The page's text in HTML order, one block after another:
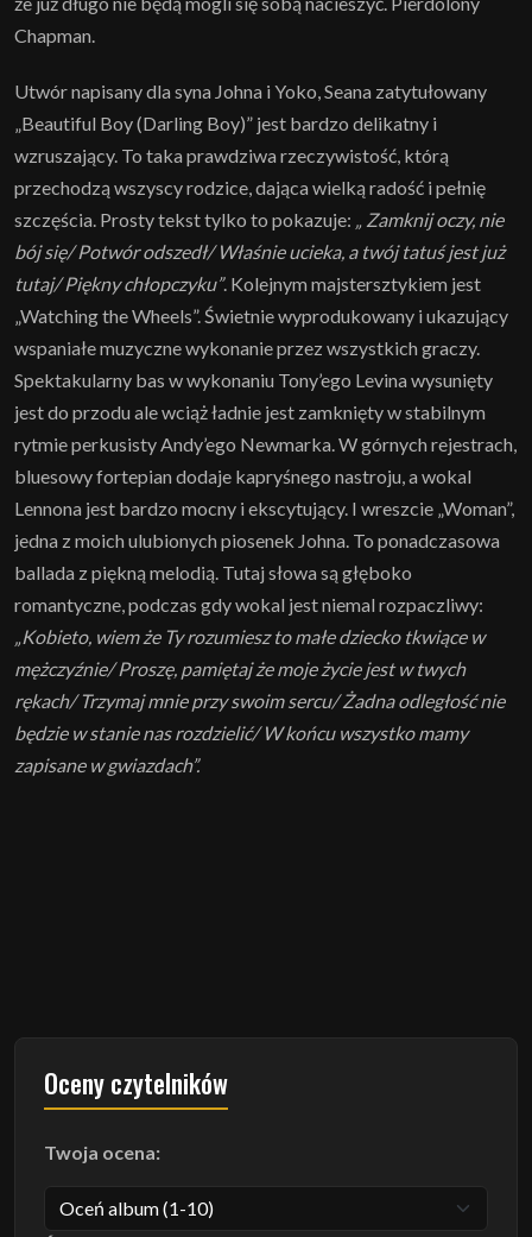
Chapman.
Utwór napisany dla syna Johna i Yoko, Seana zatytułowany
„Beautiful Boy (Darling Boy)” jest bardzo delikatny i
wzruszający. To taka prawdziwa rzeczywistość, którą
przechodzą wszyscy rodzice, dająca wielką radość i pełnię
szczęścia. Prosty tekst tylko to pokazuje:
„ Zamknij oczy, nie
bój się/ Potwór odszedł/ Właśnie ucieka, a twój tatuś jest już
tutaj/ Piękny chłopczyku”. Kolejnym majstersztykiem jest
„Watching the Wheels”. Świetnie wyprodukowany i ukazujący
wspaniałe muzyczne wykonanie przez wszystkich graczy.
Spektakularny bas w wykonaniu Tony’ego Levina wysunięty
jest do przodu ale wciąż ładnie jest zamknięty w stabilnym
rytmie perkusisty Andy’ego Newmarka. W górnych rejestrach,
bluesowy fortepian dodaje kapryśnego nastroju, a wokal
Lennona jest bardzo mocny i ekscytujący. I wreszcie „Woman”,
jedna z moich ulubionych piosenek Johna. To ponadczasowa
ballada z piękną melodią. Tutaj słowa są głęboko
romantyczne, podczas gdy wokal jest niemal rozpaczliwy:
„Kobieto, wiem że Ty rozumiesz to małe dziecko tkwiące w
mężczyźnie/ Proszę, pamiętaj że moje życie jest w twych
rękach/ Trzymaj mnie przy swoim sercu/ Żadna odległość nie
będzie w stanie nas rozdzielić/ W końcu wszystko mamy
zapisane w gwiazdach”.
Oceny czytelników
Twoja ocena: